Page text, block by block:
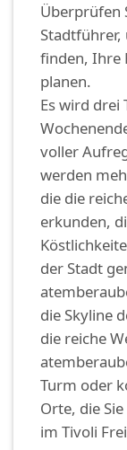
Überprüfen
Stadtführer,
finden, Ihre
planen.
Es wird drei
voller
werden
die die
erkunden,
der Stadt
die Skyline
die reiche
Turm oder
Orte, die
im Tivoli